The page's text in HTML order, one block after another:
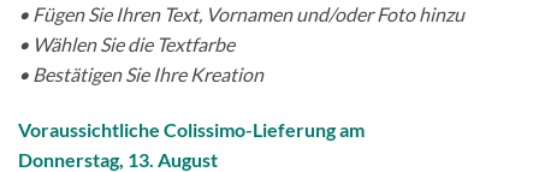
• Fügen Sie Ihren Text, Vornamen und/oder Foto hinzu
• Wählen Sie die Textfarbe
• Bestätigen Sie Ihre Kreation
Voraussichtliche Colissimo-Lieferung am
Donnerstag, 13. August